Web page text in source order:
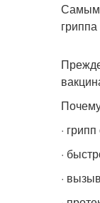
Самым
·
·
·